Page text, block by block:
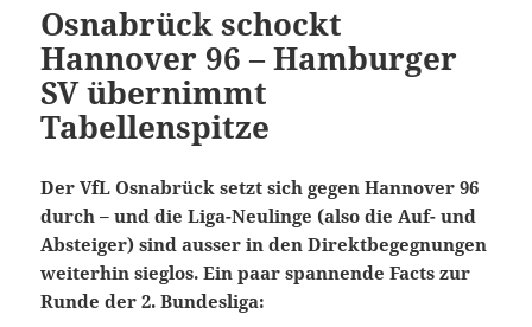
Osnabrück schockt
Hannover 96 – Hamburger
SV übernimmt
Tabellenspitze
Der VfL Osnabrück setzt sich gegen Hannover 96
durch – und die Liga-Neulinge (also die Auf- und
Absteiger) sind ausser in den Direktbegegnungen
weiterhin sieglos. Ein paar spannende Facts zur
Runde der 2. Bundesliga: